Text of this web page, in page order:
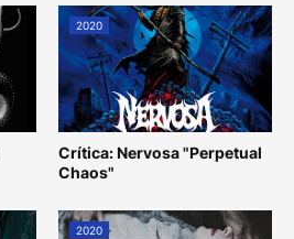
2020
Crítica: Nervosa "Perpetual
Chaos"
2020